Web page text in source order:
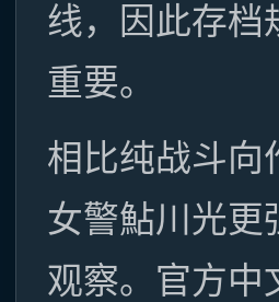
线，因此存档
重要。
相比纯战斗向
女警鮎川光更
观察。官方中